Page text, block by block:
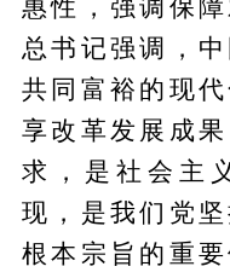
惠性，强调保
总书记强调，
共同富裕的现
享改革发展成
求，是社会主
现，是我们党
根本宗旨的重